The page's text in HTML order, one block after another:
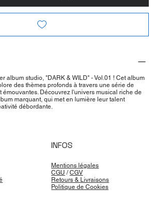
album studio, "DARK & WILD" - Vol.01 ! Cet album
des thèmes profonds à travers une série de
émouvantes. Découvrez l'univers musical riche de
marquant, qui met en lumière leur talent
débordante.
INFOS
Mentions légales
CGU /CGV
Retours & Livraisons
Politique de Cookies